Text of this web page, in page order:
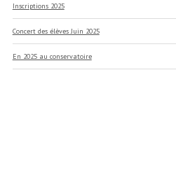
Inscriptions 2025
Concert des élèves Juin 2025
En 2025 au conservatoire